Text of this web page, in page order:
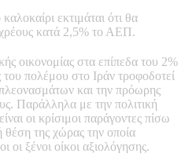
εκτιμάται ότι θα
χρέους κατά 2,5% το ΑΕΠ.
οικονομίας στα επίπεδα του 2%
του πολέμου στο Ιράν τροφοδοτεί
και την πρόωρης
Παράλληλα με την πολιτική
οι κρίσιμοι παράγοντες πίσω
θέση της χώρας την οποία
οι ξένοι οίκοι αξιολόγησης.